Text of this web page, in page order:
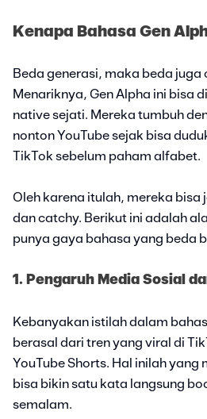
Kenapa Bahasa Gen
Beda generasi, maka beda
Menariknya, Gen Alpha ini bisa
native sejati. Mereka tumbuh
nonton YouTube sejak bisa
TikTok sebelum paham alfabet.
Oleh karena itulah, mereka bisa
dan catchy. Berikut ini adalah
punya gaya bahasa yang beda
1. Pengaruh Media Sosial
Kebanyakan istilah dalam
berasal dari tren yang viral di
YouTube Shorts. Hal inilah yang
bisa bikin satu kata langsung
semalam.